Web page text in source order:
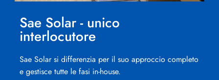
Sae Solar - unico
interlocutore
Sae Solar si differenzia per il suo approccio completo
e gestisce tutte le fasi in-house.